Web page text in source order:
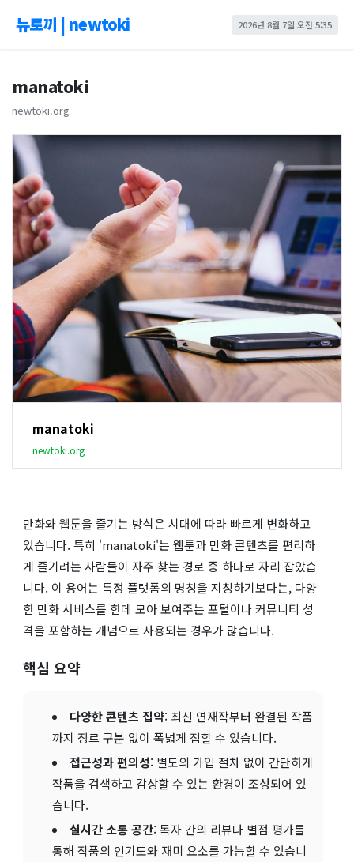
뉴토끼 | newtoki 2026년 8월 7일 오전 5:35
manatoki
newtoki.org
manatoki
newtoki.org
만화와 웹툰을 즐기는 방식은 시대에 따라 빠르게 변화하고
있습니다. 특히 'manatoki'는 웹툰과 만화 콘텐츠를 편리하
게 즐기려는 사람들이 자주 찾는 경로 중 하나로 자리 잡았습
니다. 이 용어는 특정 플랫폼의 명칭을 지칭하기보다는, 다양
한 만화 서비스를 한데 모아 보여주는 포털이나 커뮤니티 성
격을 포함하는 개념으로 사용되는 경우가 많습니다.
핵심 요약
다양한 콘텐츠 집약: 최신 연재작부터 완결된 작품
까지 장르 구분 없이 폭넓게 접할 수 있습니다.
접근성과 편의성: 별도의 가입 절차 없이 간단하게
작품을 검색하고 감상할 수 있는 환경이 조성되어 있
습니다.
실시간 소통 공간: 독자 간의 리뷰나 별점 평가를
통해 작품의 인기도와 재미 요소를 가늠할 수 있습니